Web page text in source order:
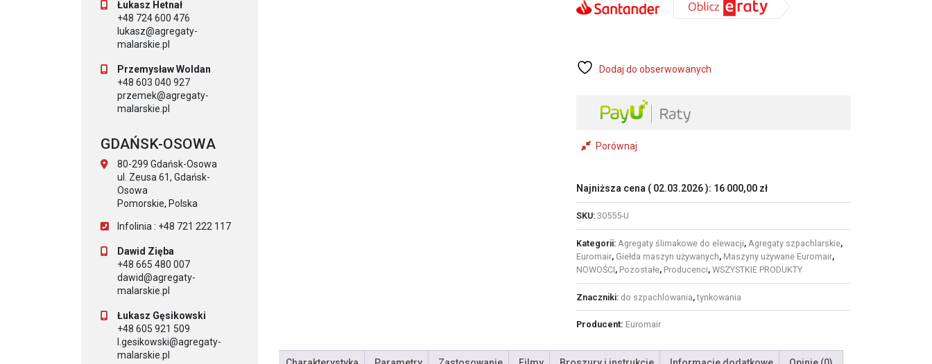
JetPro
80
UŻYWANYDodaj do obserwowanych
Porównaj
Najniższa cena ( 02.03.2026): 16 000,00 zł
SKU: 30555-U
Kategorii: Agregaty ślimakowe do elewacji, Agregaty szpachlarskie,
Euromair, Giełda maszyn używanych, Maszyny używane Euromair,
NOWOŚCI, Pozostałe, Producenci, WSZYSTKIE PRODUKTY
Znaczniki: do szpachlowania,tynkowania
Producent: Euromair
Łukasz Hetnał
+48 724 600 476
lukasz@agregaty-
malarskie.pl
Przemysław Woldan
+48 603 040 927
przemek@agregaty-
malarskie.pl
GDAŃSK-OSOWA
80-299 Gdańsk-Osowa
ul. Zeusa 61, Gdańsk-
Osowa
Pomorskie, Polska
Infolinia : +48 721 222 117
Dawid Zięba
+48 665 480 007
dawid@agregaty-
malarskie.pl
Łukasz Gęsikowski
+48 605 921 509
l.gesikowski@agregaty-
malarskie.pl